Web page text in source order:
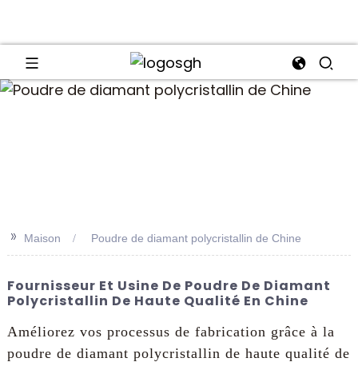
>> Maison Poudre de diamant polycristallin de Chine
Fournisseur Et Usine De Poudre De Diamant
Polycristallin De Haute Qualité En Chine
Améliorez vos processus de fabrication grâce à la
poudre de diamant polycristallin de haute qualité de